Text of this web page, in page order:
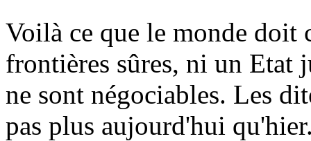
Voilà ce que le monde doit
frontières sûres, ni un
ne sont négociables. Les
pas plus aujourd'hui